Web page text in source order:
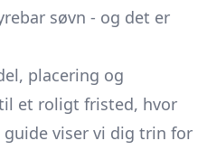
søvn - og det er
placering og
et roligt fristed, hvor
viser vi dig trin for